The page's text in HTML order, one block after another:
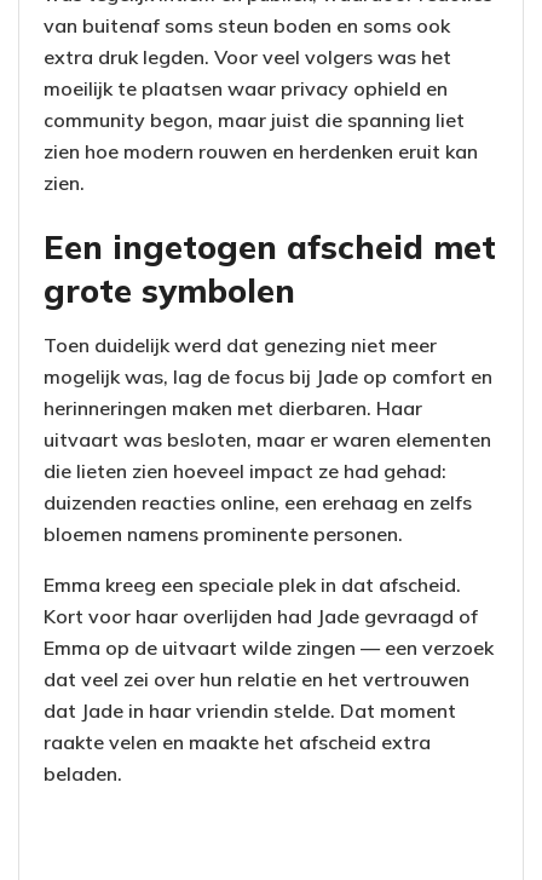
van buitenaf soms steun boden en soms ook
extra druk legden. Voor veel volgers was het
moeilijk te plaatsen waar privacy ophield en
community begon, maar juist die spanning liet
zien hoe modern rouwen en herdenken eruit kan
zien.
Een ingetogen afscheid met
grote symbolen
Toen duidelijk werd dat genezing niet meer
mogelijk was, lag de focus bij Jade op comfort en
herinneringen maken met dierbaren. Haar
uitvaart was besloten, maar er waren elementen
die lieten zien hoeveel impact ze had gehad:
duizenden reacties online, een erehaag en zelfs
bloemen namens prominente personen.
Emma kreeg een speciale plek in dat afscheid.
Kort voor haar overlijden had Jade gevraagd of
Emma op de uitvaart wilde zingen — een verzoek
dat veel zei over hun relatie en het vertrouwen
dat Jade in haar vriendin stelde. Dat moment
raakte velen en maakte het afscheid extra
beladen.